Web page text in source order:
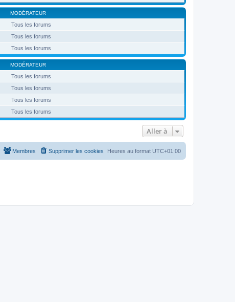
MODÉRATEUR
Tous les forums
Tous les forums
Tous les forums
MODÉRATEUR
Tous les forums
Tous les forums
Tous les forums
Tous les forums
Aller à
Heures au format UTC+01:00
Supprimer les cookies
Membres